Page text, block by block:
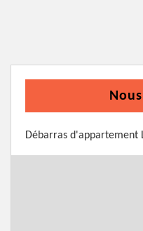
Débarras d'appartement